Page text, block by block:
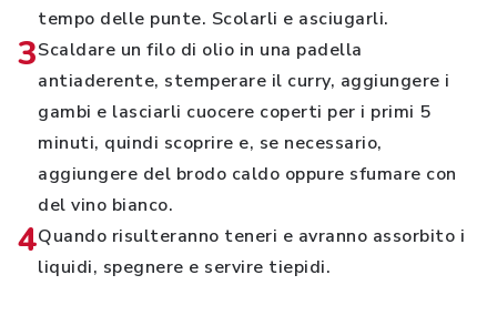
tempo delle punte. Scolarli e asciugarli.
3Scaldare un filo di olio in una padella
antiaderente, stemperare il curry, aggiungere i
gambi e lasciarli cuocere coperti per i primi 5
minuti, quindi scoprire e, se necessario,
aggiungere del brodo caldo oppure sfumare con
del vino bianco.
4Quando risulteranno teneri e avranno assorbito i
liquidi, spegnere e servire tiepidi.